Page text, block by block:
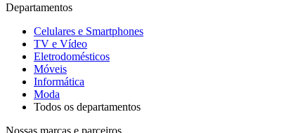
Departamentos
Celulares e Smartphones
TV e Vídeo
Eletrodomésticos
Móveis
Informática
Moda
Todos os departamentos
Nossas marcas e parceiros